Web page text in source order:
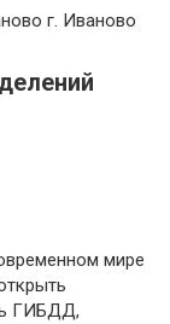
г. Иваново
мире
ГИБДД,